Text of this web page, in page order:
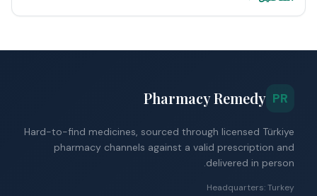
PR
Pharmacy Remedy
Hard-to-find medicines, sourced through licensed Türkiye
pharmacy channels against a valid prescription and
delivered in person.
Headquarters: Turkey